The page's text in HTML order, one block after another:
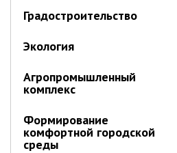
Градостроительство
Экология
Агропромышленный
комплекс
Формирование
комфортной городской
среды